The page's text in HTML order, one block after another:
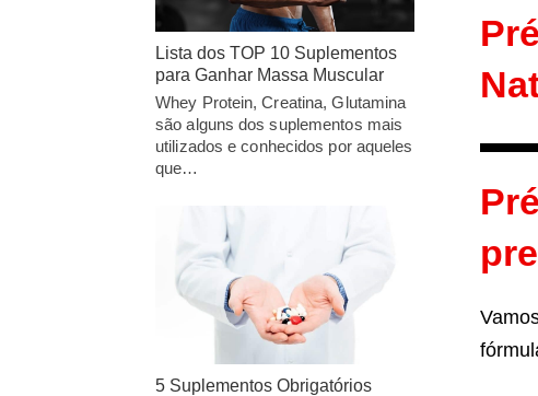
Lista dos TOP 10 Suplementos
para Ganhar Massa Muscular
Whey Protein, Creatina, Glutamina
são alguns dos suplementos mais
utilizados e conhecidos por aqueles
que…
5 Suplementos Obrigatórios